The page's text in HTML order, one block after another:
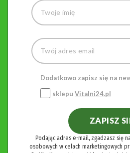
Dodatkowo zapisz się na
sklepu Vitalni24.pl
ZAPISZ
Podając adres e-mail, zgadzasz się
osobowych w celach marketingowych